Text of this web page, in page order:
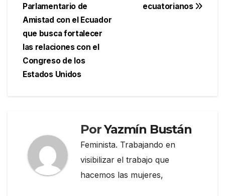
entradas ecuatorianos
Parlamentario de
Amistad con el Ecuador
que busca fortalecer
las relaciones con el
Congreso de los
Estados Unidos
PorYazmín Bustán
Feminista. Trabajando en
visibilizar el trabajo que
hacemos las mujeres,